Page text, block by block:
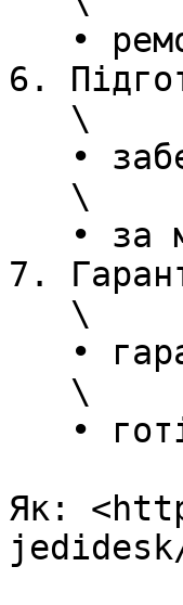
6.
7.
Як: